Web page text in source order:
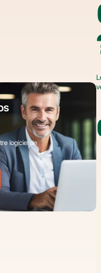
logiciel de